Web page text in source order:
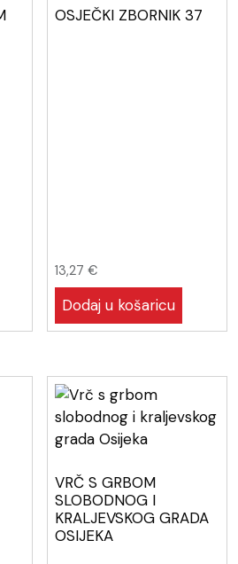
OSJEČKI ZBORNIK 37
13,27€
Dodaj u košaricu
VRČ S GRBOM
SLOBODNOG I
KRALJEVSKOG GRADA
OSIJEKA